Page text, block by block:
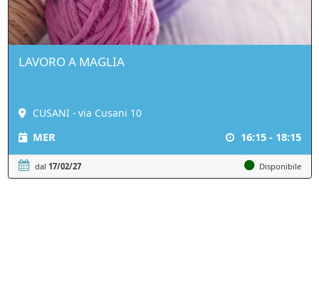
LAVORO A MAGLIA
CUSANI - via Cusani 10
MER 16:15 - 18:15
dal 17/02/27 Disponibile